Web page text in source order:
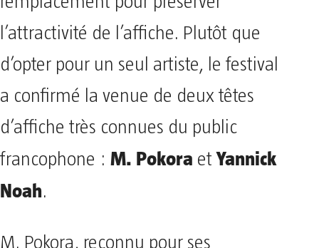
l’attractivité de l’affiche. Plutôt que
d’opter pour un seul artiste, le festival
a confirmé la venue de deux têtes
d’affiche très connues du public
francophone : M. Pokora etYannick
Noah.
M. Pokora, reconnu pour ses